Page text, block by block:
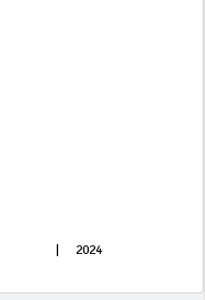
2024